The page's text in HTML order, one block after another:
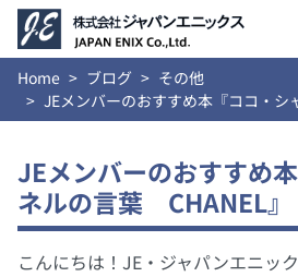
Home ブログ
その他
JEメンバーのおすすめ本『ココ・シ
JEメンバーのおすすめ
ネルの言葉 CHANEL』
こんにちは！JE・ジャパンエニック